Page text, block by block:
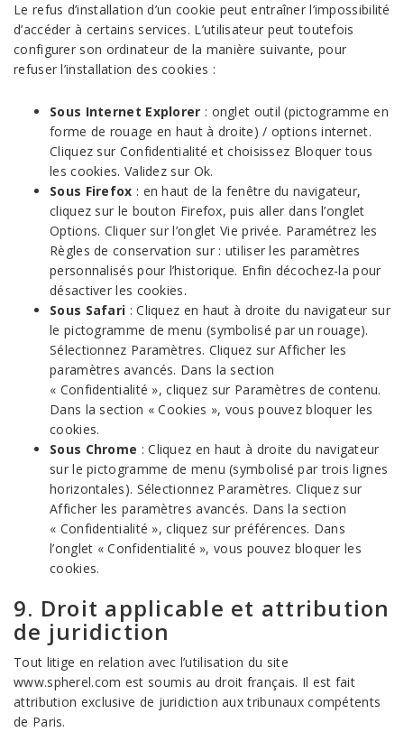
Le refus d’installation d’un cookie peut entraîner l’impossibilité
d’accéder à certains services. L’utilisateur peut toutefois
configurer son ordinateur de la manière suivante, pour
refuser l’installation des cookies :
Sous Internet Explorer : onglet outil (pictogramme en
forme de rouage en haut à droite) / options internet.
Cliquez sur Confidentialité et choisissez Bloquer tous
les cookies. Validez sur Ok.
Sous Firefox : en haut de la fenêtre du navigateur,
cliquez sur le bouton Firefox, puis aller dans l’onglet
Options. Cliquer sur l’onglet Vie privée. Paramétrez les
Règles de conservation sur : utiliser les paramètres
personnalisés pour l’historique. Enfin décochez-la pour
désactiver les cookies.
Sous Safari : Cliquez en haut à droite du navigateur sur
le pictogramme de menu (symbolisé par un rouage).
Sélectionnez Paramètres. Cliquez sur Afficher les
paramètres avancés. Dans la section
« Confidentialité », cliquez sur Paramètres de contenu.
Dans la section « Cookies », vous pouvez bloquer les
cookies.
Sous Chrome : Cliquez en haut à droite du navigateur
sur le pictogramme de menu (symbolisé par trois lignes
horizontales). Sélectionnez Paramètres. Cliquez sur
Afficher les paramètres avancés. Dans la section
« Confidentialité », cliquez sur préférences. Dans
l’onglet « Confidentialité », vous pouvez bloquer les
cookies.
9. Droit applicable et attribution
de juridiction
Tout litige en relation avec l’utilisation du site
www.spherel.com est soumis au droit français. Il est fait
attribution exclusive de juridiction aux tribunaux compétents
de Paris.